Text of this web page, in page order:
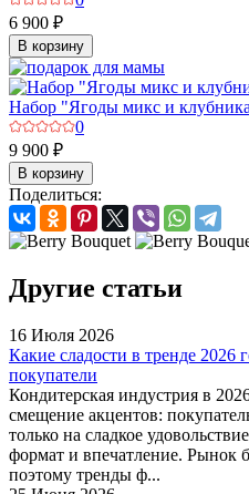
6 900 ₽
В корзину
Набор "Ягоды микс и
0
9 900 ₽
В корзину
Поделиться:
Другие статьи
16 Июля 2026
Какие сладости в тренде 2026
покупатели
Кондитерская индустрия в
смещение акцентов:
только на сладкое
формат и впечатление. Рынок
поэтому тренды ф...